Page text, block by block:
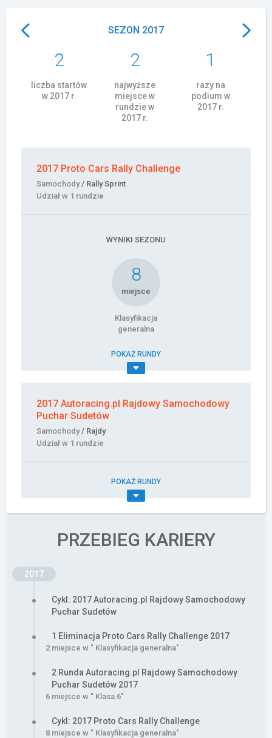
SEZON 2017
2
liczba startów
w 2017 r.
2
najwyższe
miejsce w
rundzie w
2017 r.
1
razy na
podium w
2017 r.
2017 Proto Cars Rally Challenge
Samochody/ Rally Sprint
Udział w 1 rundzie
WYNIKI SEZONU
8
miejsce
Klasyfikacja
generalna
POKAŻ RUNDY
2017 Autoracing.pl Rajdowy Samochodowy
Puchar Sudetów
Samochody/ Rajdy
Udział w 1 rundzie
POKAŻ RUNDY
PRZEBIEG KARIERY
2017
Cykl: 2017 Autoracing.pl Rajdowy Samochodowy
Puchar Sudetów
1 Eliminacja Proto Cars Rally Challenge 2017
2 miejsce w " Klasyfikacja generalna"
2 Runda Autoracing.pl Rajdowy Samochodowy
Puchar Sudetów 2017
6 miejsce w " Klasa 6"
Cykl: 2017 Proto Cars Rally Challenge
8 miejsce w " Klasyfikacja generalna"